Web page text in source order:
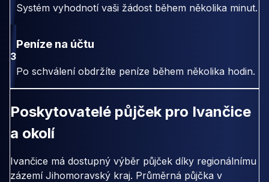
Systém vyhodnotí vaši žádost během několika minut.
3
Peníze na účtu
Po schválení obdržíte peníze během několika hodin.
Poskytovatelé půjček pro Ivančice
a okolí
Ivančice má dostupný výběr půjček díky regionálnímu
zázemí Jihomoravský kraj. Průměrná půjčka v